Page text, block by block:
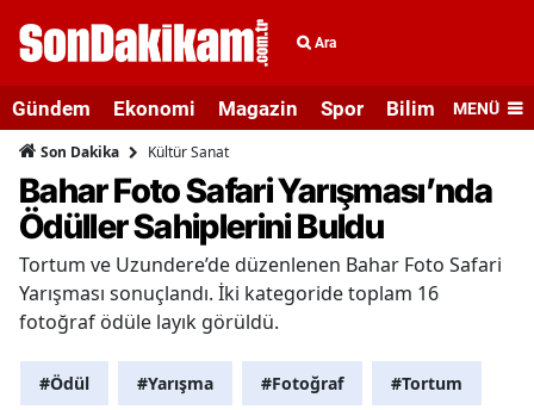
Ara
Gündem Ekonomi Magazin Spor Bilim veMENÜ
Son Dakika Kültür Sanat
Bahar Foto Safari Yarışması’nda
Ödüller Sahiplerini Buldu
Tortum ve Uzundere’de düzenlenen Bahar Foto Safari
Yarışması sonuçlandı. İki kategoride toplam 16
fotoğraf ödüle layık görüldü.
#Ödül #Yarışma #Fotoğraf #Tortum